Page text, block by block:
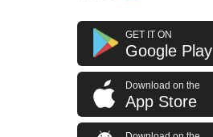
GET IT ON
Google Play
Download on the
App Store